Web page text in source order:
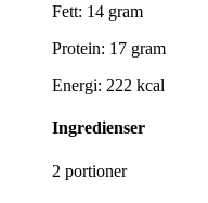
Fett: 14 gram
Protein: 17 gram
Energi: 222 kcal
Ingredienser
2 portioner